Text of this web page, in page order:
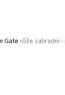
Gate růže zahradní